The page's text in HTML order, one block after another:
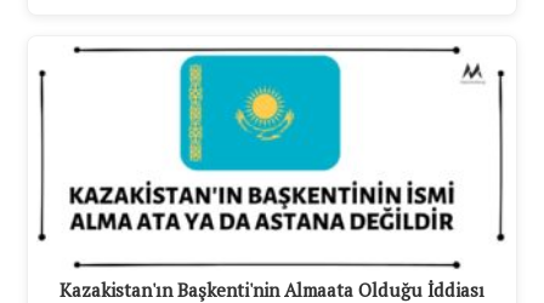
Kazakistan'ın Başkenti'nin Almaata Olduğu İddiası